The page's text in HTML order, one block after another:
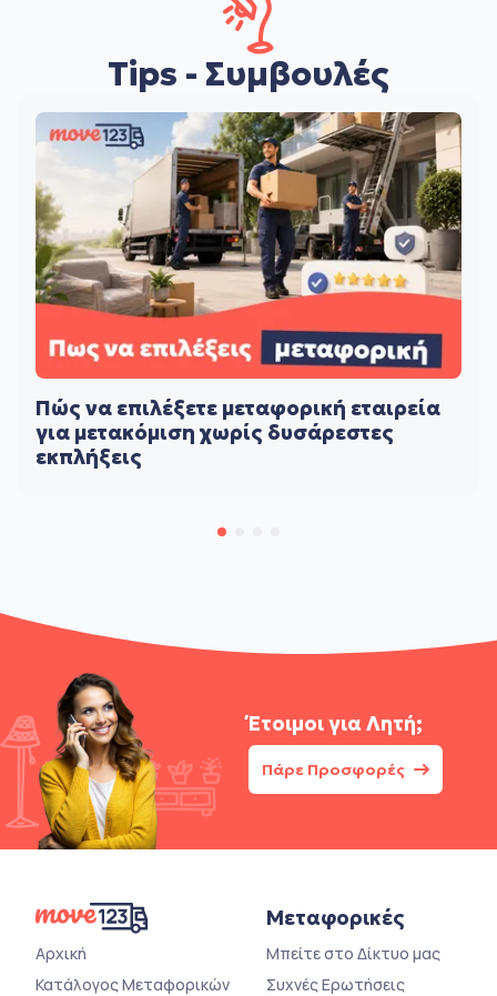
Tips - Συμβουλές
Πώς να επιλέξετε μεταφορική εταιρεία
για μετακόμιση χωρίς δυσάρεστες
εκπλήξεις
Έτοιμοι γιαΛητή;
Πάρε Προσφορές
Αρχική
Κατάλογος Μεταφορικών
Μεταφορικές
Μπείτε στο Δίκτυο μας
Συχνές Ερωτήσεις